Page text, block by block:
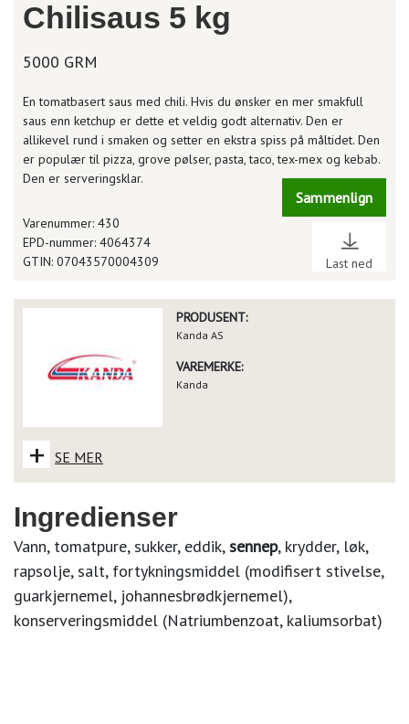
Chilisaus 5 kg
5000 GRM
En tomatbasert saus med chili. Hvis du ønsker en mer smakfull
saus enn ketchup er dette et veldig godt alternativ. Den er
allikevel rund i smaken og setter en ekstra spiss på måltidet. Den
er populær til pizza, grove pølser, pasta, taco, tex-mex og kebab.
Den er serveringsklar.
Sammenlign
Last ned
Varenummer: 430
EPD-nummer: 4064374
GTIN: 07043570004309
PRODUSENT:
Kanda AS
VAREMERKE:
Kanda
+ SE MER
Ingredienser
Vann, tomatpure, sukker, eddik,sennep, krydder, løk,
rapsolje, salt, fortykningsmiddel (modifisert stivelse,
guarkjernemel, johannesbrødkjernemel),
konserveringsmiddel (Natriumbenzoat, kaliumsorbat)